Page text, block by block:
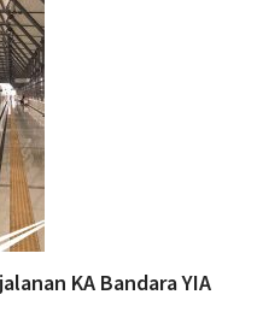
KA Bandara YIA